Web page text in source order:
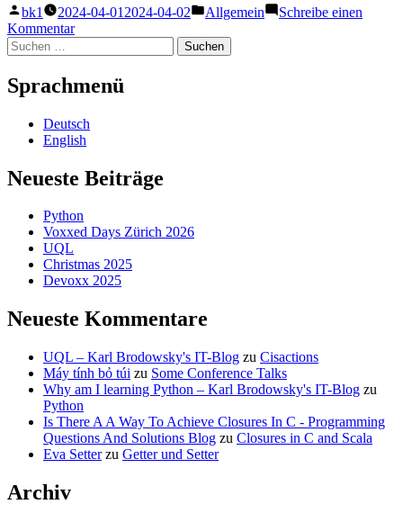
Veröffentlicht
von
bk1 2024-04-01 2024-04-02
Veröffentlicht
Allgemein
Schreibe einen
Kommentarzu
Numeric
Suchen
nach:
Sprachmenü
Deutsch
English
Neueste Beiträge
Python
Voxxed Days Zürich 2026
UQL
Christmas 2025
Devoxx 2025
Neueste Kommentare
UQL – Karl Brodowsky's IT-Blog zu Cisactions
Máy tính bỏ túi zu Some Conference Talks
Why am I learning Python – Karl Brodowsky's IT-Blog zu
Python
Is There A A Way To Achieve Closures In C - Programming
Questions And Solutions Blog zu Closures in C and Scala
Eva Setterzu Getter und Setter
Archiv